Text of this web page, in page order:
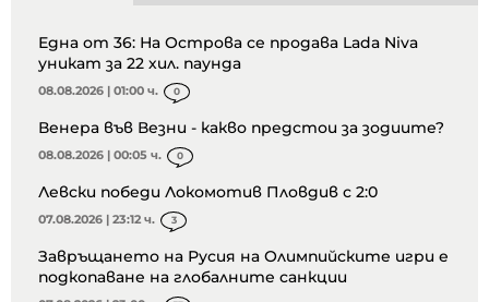
Една от 36: На Острова се продава Lada Niva
уникат за 22 хил. паунда
08.08.2026 | 01:00 ч. 0
Венера във Везни - какво предстои за зодиите?
08.08.2026 | 00:05 ч. 0
Левски победи Локомотив Пловдив с 2:0
07.08.2026 | 23:12 ч. 3
Завръщането на Русия на Олимпийските игри е
подкопаване на глобалните санкции